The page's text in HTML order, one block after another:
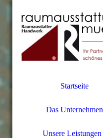
Startseite
Das Unternehmen
Unsere Leistungen